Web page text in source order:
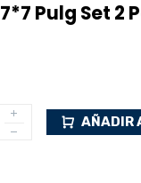
Pulg Set 2
AÑADIR